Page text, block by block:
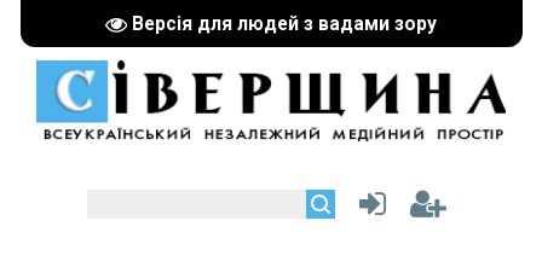
Версія для людей з вадами зору